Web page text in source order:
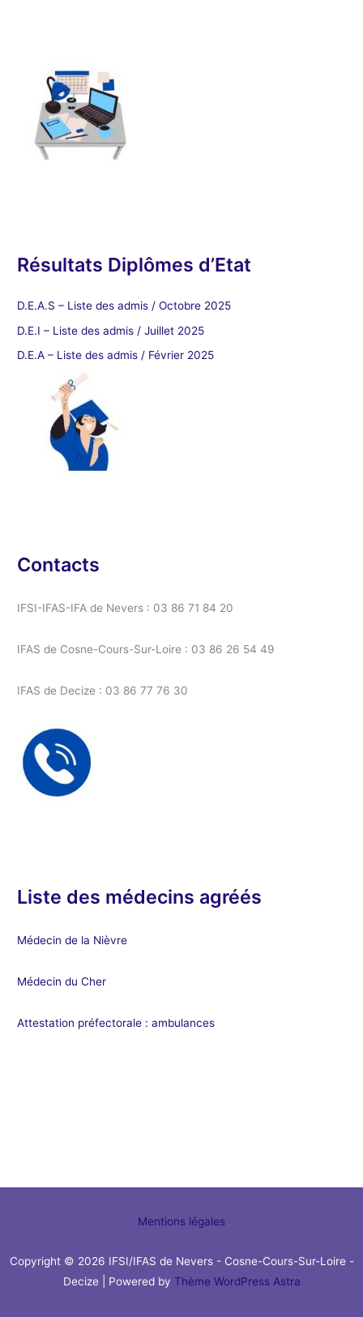
Résultats Diplômes d’Etat
D.E.A.S – Liste des admis / Octobre 2025
D.E.I – Liste des admis / Juillet 2025
D.E.A – Liste des admis / Février 2025
Contacts
IFSI-IFAS-IFA de Nevers : 03 86 71 84 20
IFAS de Cosne-Cours-Sur-Loire : 03 86 26 54 49
IFAS de Decize : 03 86 77 76 30
Liste des médecins agréés
Médecin de la Nièvre
Médecin du Cher
Attestation préfectorale : ambulances
Mentions légales
Copyright © 2026 IFSI/IFAS de Nevers - Cosne-Cours-Sur-Loire -
Decize | Powered by Thème WordPress Astra